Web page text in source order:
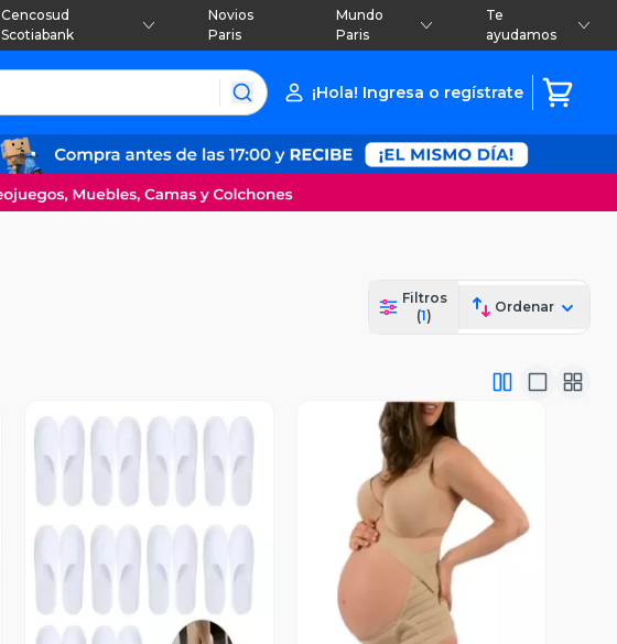
Cencosud
Scotiabank
Novios
Paris
Mundo
Paris
Te
ayudamos
¡Hola! Ingresa o regístrate
Filtros
(1)
Ordenar
Vista Previa Vista Previa